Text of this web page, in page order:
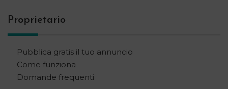
Proprietario
Pubblica gratis il tuo annuncio
Come funziona
Domande frequenti